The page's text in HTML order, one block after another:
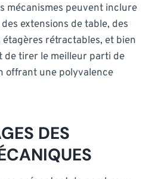
mécanismes peuvent inclure
extensions de table, des
étagères rétractables, et bien
de tirer le meilleur parti de
offrant une polyvalence
DES